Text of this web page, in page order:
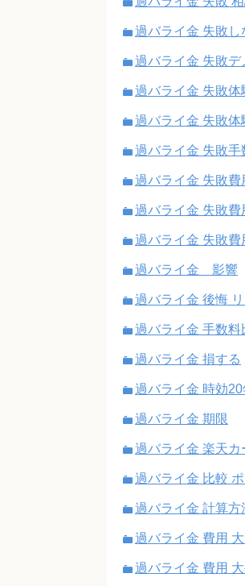
過バライ金 失敗し
過バライ金 失敗
過バライ金 失敗体
過バライ金 失敗体
過バライ金 失敗手
過バライ金 失敗費
過バライ金 失敗費
過バライ金 失敗費
過バライ金 影響
過バライ金 後悔 リ
過バライ金 手数料
過バライ金 損する
過バライ金 時効20
過バライ金 期限
過バライ金 楽天カ
過バライ金 比較 ポ
過バライ金 計算方
過バライ金 費用
過バライ金 費用